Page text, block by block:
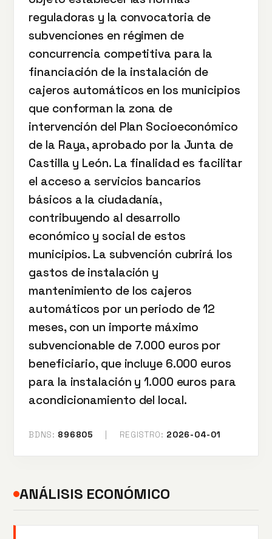
reguladoras y la convocatoria de
subvenciones en régimen de
concurrencia competitiva para la
financiación de la instalación de
cajeros automáticos en los municipios
que conforman la zona de
intervención del Plan Socioeconómico
de la Raya, aprobado por la Junta de
Castilla y León. La finalidad es facilitar
el acceso a servicios bancarios
básicos a la ciudadanía,
contribuyendo al desarrollo
económico y social de estos
municipios. La subvención cubrirá los
gastos de instalación y
mantenimiento de los cajeros
automáticos por un periodo de 12
meses, con un importe máximo
subvencionable de 7.000 euros por
beneficiario, que incluye 6.000 euros
para la instalación y 1.000 euros para
acondicionamiento del local.
BDNS: 896805 REGISTRO: 2026-04-01
ANÁLISIS ECONÓMICO